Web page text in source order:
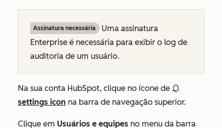
Assinatura necessária
Uma assinatura
Enterprise é necessária para exibir o log de
auditoria de um usuário.
Na sua conta HubSpot, clique no ícone de
settings icon na barra de navegação superior.
Clique em Usuários e equipes no menu da barra